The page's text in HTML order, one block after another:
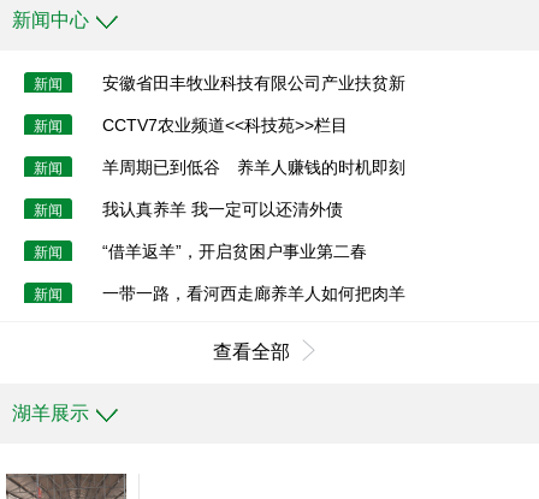
新闻中心
新闻 安徽省田丰牧业科技有限公司产业扶贫新
新闻 CCTV7农业频道<<科技苑>>栏目
新闻 羊周期已到低谷 养羊人赚钱的时机即刻
新闻 我认真养羊 我一定可以还清外债
新闻 “借羊返羊”，开启贫困户事业第二春
新闻 一带一路，看河西走廊养羊人如何把肉羊
查看全部
湖羊展示